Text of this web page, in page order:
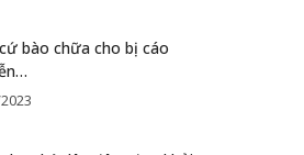
bào chữa cho bị cáo